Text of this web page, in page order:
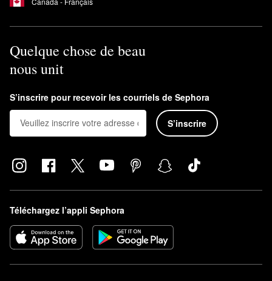
Quelque chose de beau
nous unit
S’inscrire pour recevoir les courriels de Sephora
S’inscrire
Téléchargez l’appli Sephora